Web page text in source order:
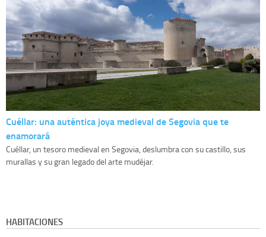
Cuéllar: una auténtica joya medieval de Segovia que te
enamorará
Cuéllar, un tesoro medieval en Segovia, deslumbra con su castillo, sus
murallas y su gran legado del arte mudéjar.
HABITACIONES